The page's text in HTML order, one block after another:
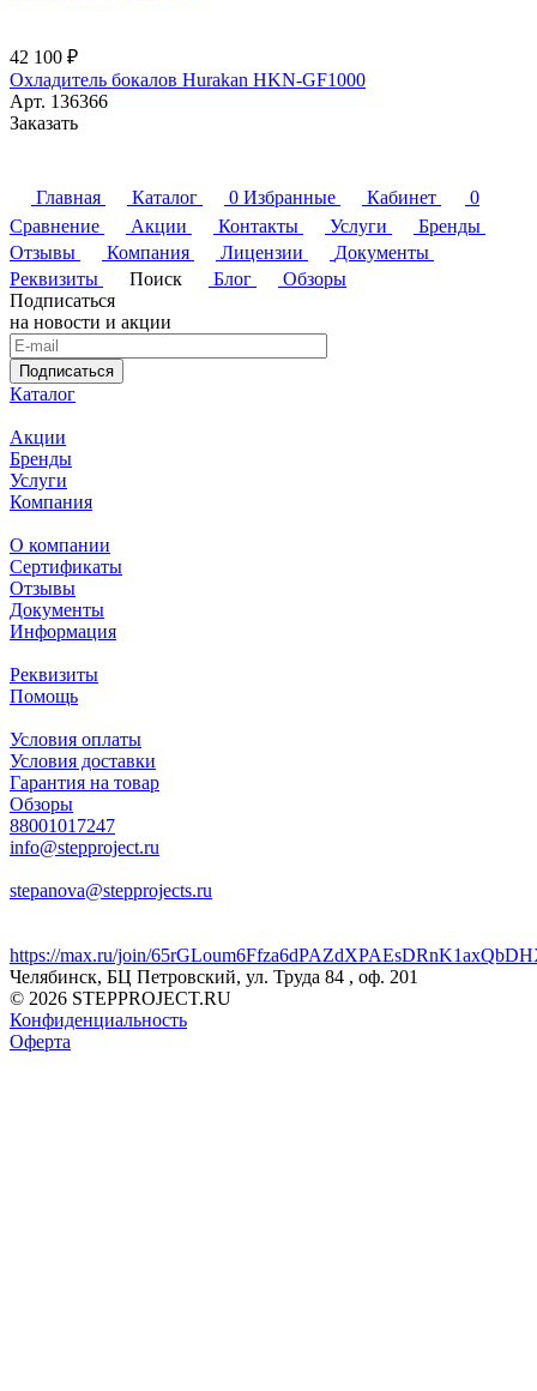
42 100 ₽
Охладитель бокалов Hurakan HKN-GF1000
Арт. 136366
Заказать
Главная Каталог 0 Избранные Кабинет
0
Сравнение
Акции Контакты Услуги
Бренды
Отзывы
Компания Лицензии
Документы
Реквизиты
Поиск Блог
Обзоры
Подписаться
на новости и акции
Подписаться
Каталог
Акции
Бренды
Услуги
Компания
О компании
Сертификаты
Отзывы
Документы
Информация
Реквизиты
Помощь
Условия оплаты
Условия доставки
Гарантия на товар
Обзоры
88001017247
info@stepproject.ru
stepanova@stepprojects.ru
https://max.ru/join/
Челябинск, БЦ Петровский, ул. Труда 84 , оф. 201
© 2026 STEPPROJECT.RU
Конфиденциальность
Оферта